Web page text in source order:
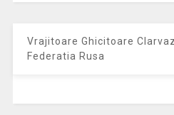
Vrajitoare Ghicitoare
Federatia Rusa